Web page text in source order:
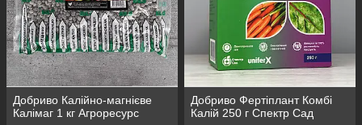
Добриво Калійно-магнієве
Калімаг 1 кг Агроресурс
Добриво Фертіплант Комбі
Калій 250 г Спектр Сад